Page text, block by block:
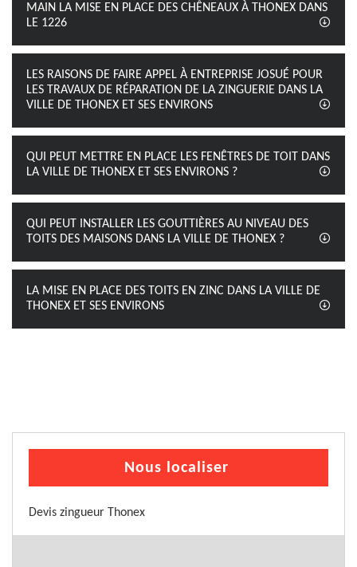
MAIN LA MISE EN PLACE DES CHÊNEAUX À THONEX DANS
LE 1226
LES RAISONS DE FAIRE APPEL À ENTREPRISE JOSUÉ POUR
LES TRAVAUX DE RÉPARATION DE LA ZINGUERIE DANS LA
VILLE DE THONEX ET SES ENVIRONS
QUI PEUT METTRE EN PLACE LES FENÊTRES DE TOIT DANS
LA VILLE DE THONEX ET SES ENVIRONS ?
QUI PEUT INSTALLER LES GOUTTIÈRES AU NIVEAU DES
TOITS DES MAISONS DANS LA VILLE DE THONEX ?
LA MISE EN PLACE DES TOITS EN ZINC DANS LA VILLE DE
THONEX ET SES ENVIRONS
Nous localiser
Devis zingueur Thonex